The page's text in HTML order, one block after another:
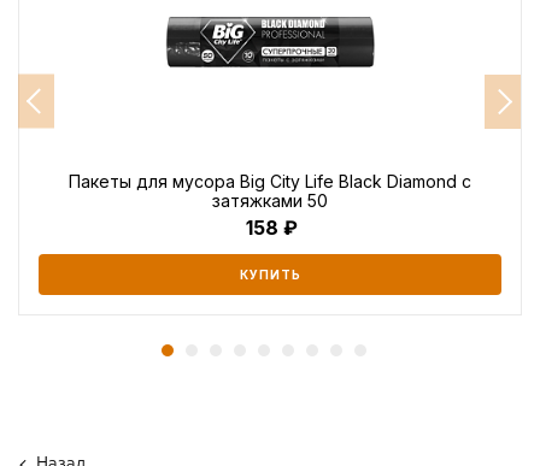
Пакеты для мусора Big City Life Black Diamond с
затяжками 50
158
КУПИТЬ